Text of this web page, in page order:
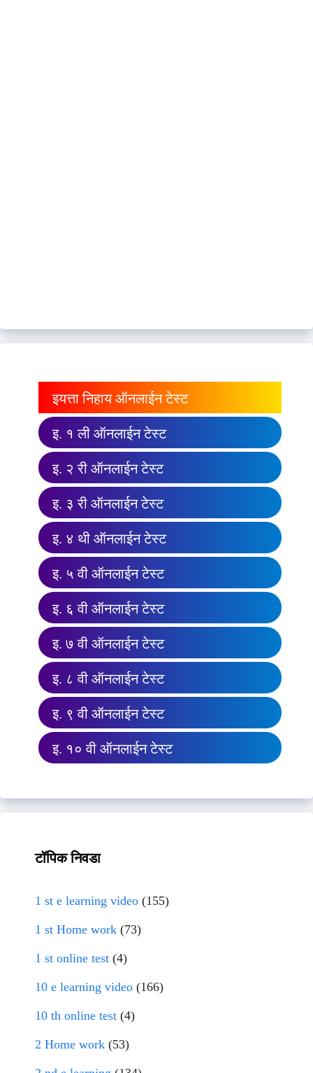
इयत्ता निहाय ऑनलाईन टेस्ट
इ. १ ली ऑनलाईन टेस्ट
इ. २ री ऑनलाईन टेस्ट
इ. ३ री ऑनलाईन टेस्ट
इ. ४ थी ऑनलाईन टेस्ट
इ. ५ वी ऑनलाईन टेस्ट
इ. ६ वी ऑनलाईन टेस्ट
इ. ७ वी ऑनलाईन टेस्ट
इ. ८ वी ऑनलाईन टेस्ट
इ. ९ वी ऑनलाईन टेस्ट
इ. १० वी ऑनलाईन टेस्ट
टॉपिक निवडा
1 st e learning video (155)
1 st Home work (73)
1 st online test (4)
10 e learning video (166)
10 th online test (4)
2 Home work (53)